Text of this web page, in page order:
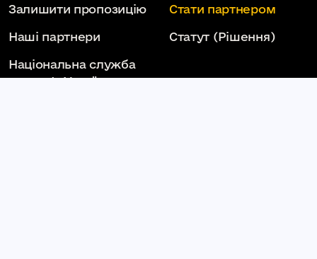
Залишити пропозицію Стати партнером
Наші партнери Статут (Рішення)
Національна служба
здоров'я України